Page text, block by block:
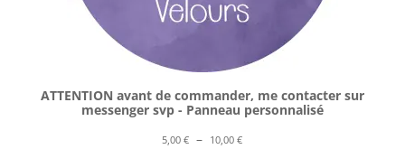
ATTENTION avant de commander, me contacter sur
messenger svp - Panneau personnalisé
5,00€ – 10,00€Plage